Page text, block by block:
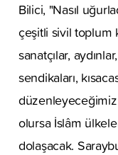
Bilici, "Nasıl
çeşitli sivil toplum
sanatçılar,
sendikaları,
düzenleyeceğimiz
olursa İslâm
dolaşacak.